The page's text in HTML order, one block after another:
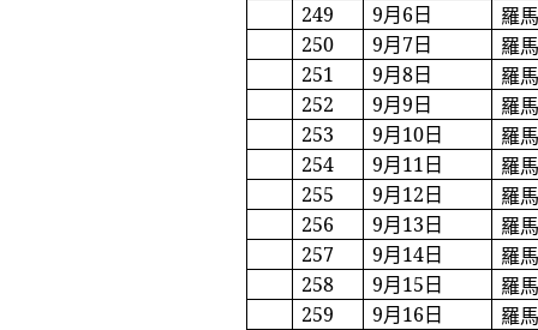
249
9月6日
羅
250
9月7日
羅
251
9月8日
羅
252
9月9日
羅
253
9月10日
羅
254
9月11日
羅
255
9月12日
羅
256
9月13日
羅
257
9月14日
羅
258
9月15日
羅
259
9月16日
羅